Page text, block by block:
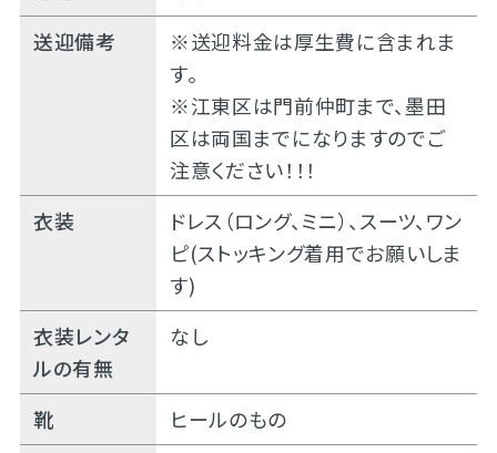
送迎備考
※送迎料金は厚生費に含まれま
す。
※江東区は門前仲町まで、墨田
区は両国までになりますのでご
注意ください！！！
衣装
ドレス（ロング、ミニ）、スーツ、ワン
ピ(ストッキング着用でお願いしま
す)
衣装レンタ
ルの有無
なし
靴
ヒールのもの